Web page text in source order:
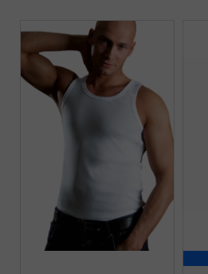
V
ý
p